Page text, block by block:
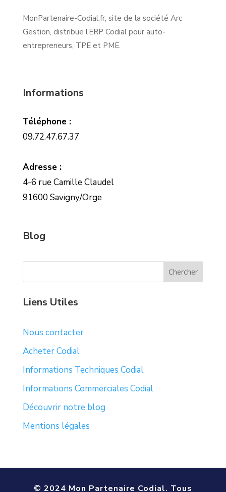
MonPartenaire-Codial.fr, site de la société Arc
Gestion, distribue l’ERP Codial pour auto-
entrepreneurs, TPE et PME.
Informations
Téléphone :
09.72.47.67.37
Adresse :
4-6 rue Camille Claudel
91600 Savigny/Orge
Blog
Liens Utiles
Nous contacter
Acheter Codial
Informations Techniques Codial
Informations Commerciales Codial
Découvrir notre blog
Mentions légales
© 2024 Mon Partenaire Codial. Tous